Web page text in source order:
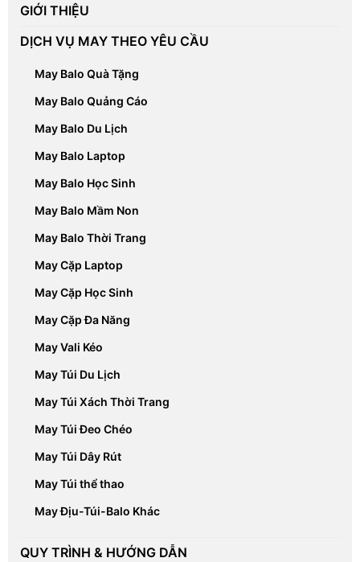
GIỚI THIỆU
DỊCH VỤ MAY THEO YÊU CẦU
May Balo Quà Tặng
May Balo Quảng Cáo
May Balo Du Lịch
May Balo Laptop
May Balo Học Sinh
May Balo Mầm Non
May Balo Thời Trang
May Cặp Laptop
May Cặp Học Sinh
May Cặp Đa Năng
May Vali Kéo
May Túi Du Lịch
May Túi Xách Thời Trang
May Túi Đeo Chéo
May Túi Dây Rút
May Túi thể thao
May Địu-Túi-Balo Khác
QUY TRÌNH & HƯỚNG DẪN